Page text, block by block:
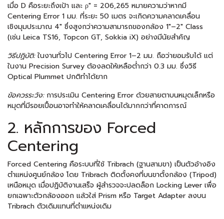
เมื่อ D คือระยะถึงเป้า และ ρ″ = 206,265 หมายความว่าหากมี
Centering Error 1 มม. ที่ระยะ 50 เมตร จะเกิดความคลาดเคลื่อน
เชิงมุมประมาณ 4″ ซึ่งสูงกว่าความสามารถของกล้อง 1″–2″ Class
(เช่น Leica TS16, Topcon GT, Sokkia iX) อย่างมีนัยสำคัญ
วิธีปฏิบัติ:ในงานทั่วไป Centering Error 1–2 มม. ถือว่ายอมรับได้ แต่
ในงาน Precision Survey ต้องลดให้เหลือต่ำกว่า 0.3 มม. ซึ่งวิธี
Optical Plummet ปกติทำได้ยาก
ข้อควรระวัง:การประเมิน Centering Error ด้วยสายตาบนหมุดเล็กหรือ
หมุดที่มีรอยเปื้อนอาจทำให้คลาดเคลื่อนได้มากกว่าที่คาดการณ์
2. หลักการของ Forced
Centering
Forced Centering คือระบบที่ใช้ Tribrach (ฐานสามขา) เป็นตัวอ้างอิง
ตำแหน่งศูนย์กล้อง โดย Tribrach ติดตั้งคงที่บนขาตั้งกล้อง (Tripod)
เหนือหมุด เมื่อปฏิบัติงานเสร็จ ผู้สำรวจจะปลดล็อก Locking Lever เพื่อ
ยกเฉพาะตัวกล้องออก แล้วใส่ Prism หรือ Target Adapter ลงบน
Tribrach ตัวเดิมแทนที่ตำแหน่งเดิม